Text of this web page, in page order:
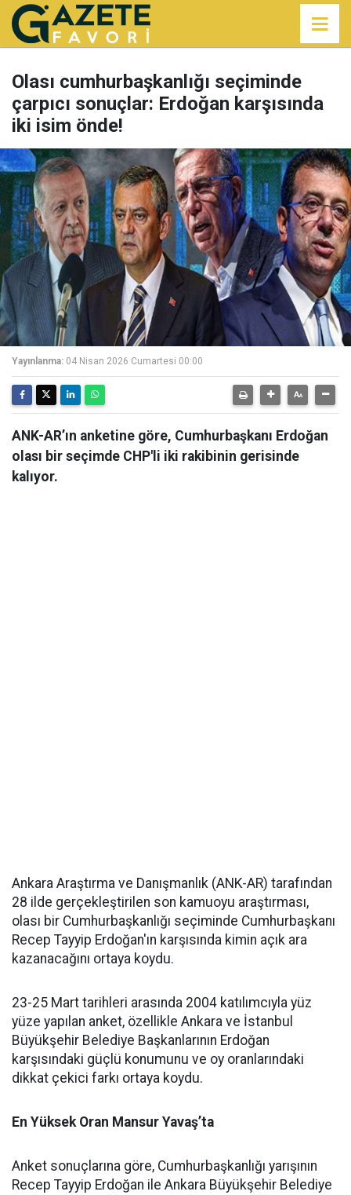
Olası cumhurbaşkanlığı seçiminde
çarpıcı sonuçlar: Erdoğan karşısında
iki isim önde!
Yayınlanma: 04 Nisan 2026 Cumartesi 00:00
ANK-AR’ın anketine göre, Cumhurbaşkanı Erdoğan
olası bir seçimde CHP'li iki rakibinin gerisinde
kalıyor.
Ankara Araştırma ve Danışmanlık (ANK-AR) tarafından
28 ilde gerçekleştirilen son kamuoyu araştırması,
olası bir Cumhurbaşkanlığı seçiminde Cumhurbaşkanı
Recep Tayyip Erdoğan'ın karşısında kimin açık ara
kazanacağını ortaya koydu.
23-25 Mart tarihleri arasında 2004 katılımcıyla yüz
yüze yapılan anket, özellikle Ankara ve İstanbul
Büyükşehir Belediye Başkanlarının Erdoğan
karşısındaki güçlü konumunu ve oy oranlarındaki
dikkat çekici farkı ortaya koydu.
En Yüksek Oran Mansur Yavaş’ta
Anket sonuçlarına göre, Cumhurbaşkanlığı yarışının
Recep Tayyip Erdoğan ile Ankara Büyükşehir Belediye